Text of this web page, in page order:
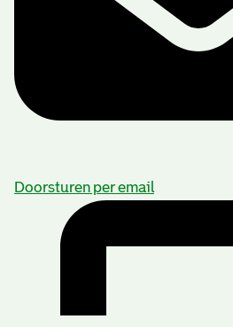
Doorsturen per email